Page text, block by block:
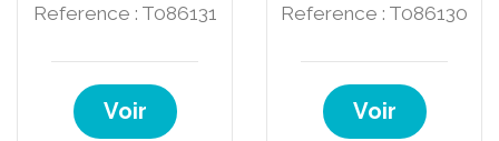
Reference : T086131
Voir
Reference : T086130
Voir